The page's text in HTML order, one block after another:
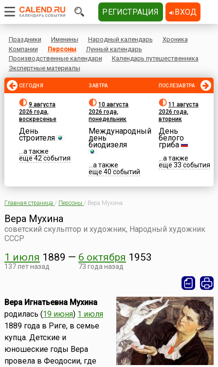
Праздники Именины Народный календарь
Хроника
Компании
Персоны
Лунный календарь
Производственные календари
Календарь путешественника
Экспертные материалы
СЕГОДНЯ
9 августа
2026 года,
воскресенье
День
строителя
...а также
еще 42 события
ЗАВТРА
10 августа
2026 года,
понедельник
Международный
день
биодизеля
...а также
еще 40 событий
ПОСЛЕЗАВТРА
11 августа
2026 года,
вторник
День
белого
гриба
...а также
еще 33 события
Главная страница / Персоны / Вера Мухина
Вера Мухина
советский скульптор и художник, Народный художник
СССР
1 июля 1889
137 лет назад
— 6 октября 1953
73 года назад
Вера Игнатьевна Мухина
родилась (19 июня) 1 июля
1889 года в Риге, в семье
купца. Детские и
юношеские годы Вера
провела в Феодосии, где
РЕГИСТРАЦИЯ ВХОД